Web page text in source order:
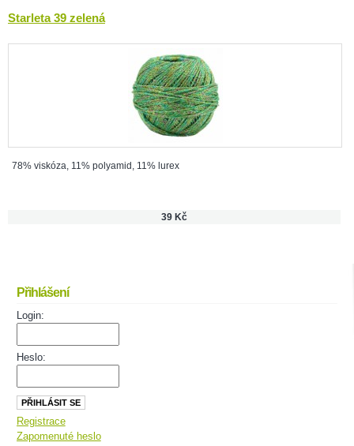
Starleta 39 zelená
78% viskóza, 11% polyamid, 11% lurex
39 Kč
Přihlášení
Login:
Heslo:
Registrace
Zapomenuté heslo